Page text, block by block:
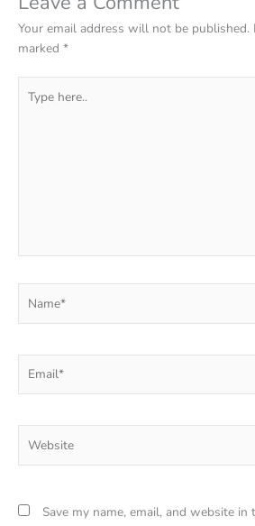
Your email address will not be published.
marked *
here..
Save my name, email, and website